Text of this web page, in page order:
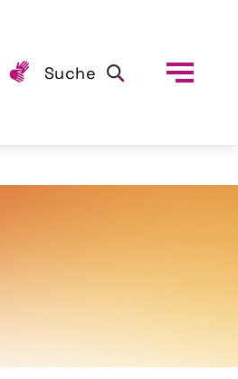
Suche